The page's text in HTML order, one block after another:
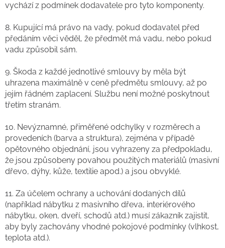
vychází z podmínek dodavatele pro tyto komponenty.
8. Kupující má právo na vady, pokud dodavatel před
předáním věci věděl, že předmět má vadu, nebo pokud
vadu způsobil sám.
9. Škoda z každé jednotlivé smlouvy by měla být
uhrazena maximálně v ceně předmětu smlouvy, až po
jejím řádném zaplacení. Službu není možné poskytnout
třetím stranám.
10. Nevýznamné, přiměřené odchylky v rozměrech a
provedeních (barva a struktura), zejména v případě
opětovného objednání, jsou vyhrazeny za předpokladu,
že jsou způsobeny povahou použitých materiálů (masivní
dřevo, dýhy, kůže, textilie apod.) a jsou obvyklé.
11. Za účelem ochrany a uchování dodaných dílů
(například nábytku z masivního dřeva, interiérového
nábytku, oken, dveří, schodů atd.) musí zákazník zajistit,
aby byly zachovány vhodné pokojové podmínky (vlhkost,
teplota atd.).